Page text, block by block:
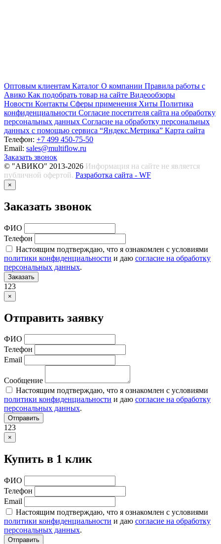
Оптовым клиентам Каталог О компании Правила работы с
Авико Как подобрать товар на сайте Видеообзоры
Новости Контакты Сферы применения Хиты Политика
конфиденциальности Согласие посетителя сайта на обработку
персональных данных Согласие на обработку персональных
данных с помощью сервиса “Яндекс.Метрика” Карта сайта
Телефон: +7 499 450-75-50
Email: sales@multiflow.ru
Заказать звонок
© "АВИКО" 2013-2026 Информация на сайте не является
публичной офертой. Разработка сайта - WF
×
Заказать звонок
ФИО
Телефон
Настоящим подтверждаю, что я ознакомлен с условиями
политики конфиденциальности и даю согласие на обработку
персональных данных.
Заказать
123
×
Отправить заявку
ФИО
Телефон
Email
Сообщение
Настоящим подтверждаю, что я ознакомлен с условиями
политики конфиденциальности и даю согласие на обработку
персональных данных.
Отправить
123
×
Купить в 1 клик
ФИО
Телефон
Email
Настоящим подтверждаю, что я ознакомлен с условиями
политики конфиденциальности и даю согласие на обработку
персональных данных.
Отправить